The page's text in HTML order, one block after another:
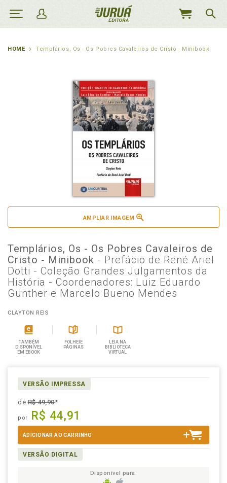
MEU
HOME Templários, Os - Os Pobres Cavaleiros de Cristo - Minibook
AMPLIAR IMAGEM
Templários, Os - Os Pobres Cavaleiros de
Cristo - Minibook - Prefácio de René Ariel
Dotti - Coleção Grandes Julgamentos da
História - Coordenadores: Luiz Eduardo
Gunther e Marcelo Bueno Mendes
CLAYTON REIS
TAMBÉM
DISPONÍVEL
EM EBOOK
FOLHEIE
PÁGINAS
LEIA NA
BIBLIOTECA
VIRTUAL
VERSÃO IMPRESSA
deR$ 49,90*
por R$ 44,91
ADICIONAR AO CARRINHO
VERSÃO DIGITAL
Disponível para: